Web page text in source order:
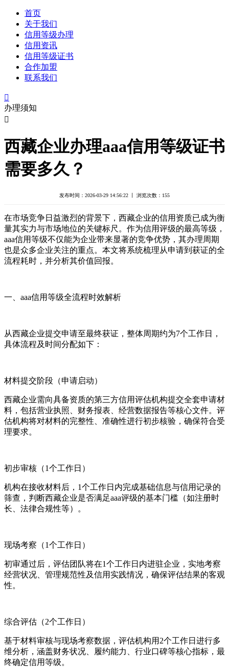
首页
关于我们
信用等级办理
信用资讯
信用等级证书
合作加盟
联系我们

办理须知

西藏企业办理aaa信用等级证书
需要多久？
发布时间：2026-03-29 14:56:22 丨 浏览次数： 155
在市场竞争日益激烈的背景下，西藏企业的信用资质已成为衡
量其实力与市场地位的关键标尺。作为信用评级的最高等级，
aaa信用等级不仅能为企业带来显著的竞争优势，其办理周期
也是众多企业关注的重点。本文将系统梳理从申请到获证的全
流程耗时，并分析其价值回报。
一、aaa信用等级全流程时效解析
从西藏企业提交申请至最终获证，整体周期约为7个工作日，
具体流程及时间分配如下：
材料提交阶段（申请启动）
西藏企业需向具备资质的第三方信用评估机构提交全套申请材
料，包括营业执照、财务报表、经营数据报告等核心文件。评
估机构将对材料的完整性、准确性进行初步核验，确保符合受
理要求。
初步审核（1个工作日）
机构在接收材料后，1个工作日内完成基础信息与信用记录的
筛查，判断西藏企业是否满足aaa评级的基本门槛（如注册时
长、法律合规性等）。
现场考察（1个工作日）
初审通过后，评估团队将在1个工作日内进驻企业，实地考察
经营状况、管理规范性及信用实践情况，确保评估结果的客观
性。
综合评估（2个工作日）
基于材料审核与现场考察数据，评估机构用2个工作日进行多
维分析，涵盖财务状况、履约能力、行业口碑等核心指标，最
终确定信用等级。